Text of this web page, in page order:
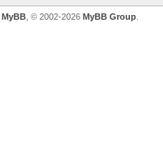
MyBB , © 2002-2026 MyBB Group